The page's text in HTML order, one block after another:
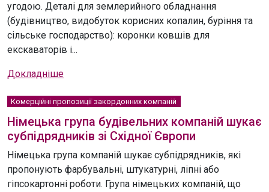
угодою. Деталі для землерийного обладнання
(будівництво, видобуток корисних копалин, буріння та
сільське господарство): коронки ковшів для
екскаваторів і...
Докладніше
Комерційні пропозиції закордонних компаній
Німецька група будівельних компаній шукає
субпідрядників зі Східної Європи
Німецька група компаній шукає субпідрядників, які
пропонують фарбувальні, штукатурні, ліпні або
гіпсокартонні роботи. Група німецьких компаній, що